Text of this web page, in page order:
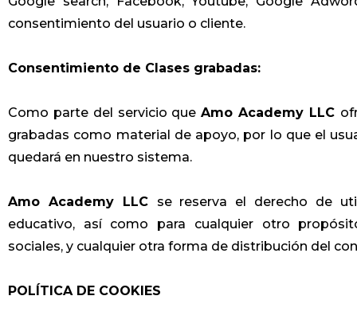
consentimiento del usuario o cliente.
Consentimiento de Clases grabadas:
Como parte del servicio queAmo Academy LLC
grabadas como material de apoyo, por lo que el
quedará en nuestro sistema.
Amo Academy LLC se reserva el derecho de
educativo, así como para cualquier otro
sociales, y cualquier otra forma de distribución del
POLÍTICA DE COOKIES